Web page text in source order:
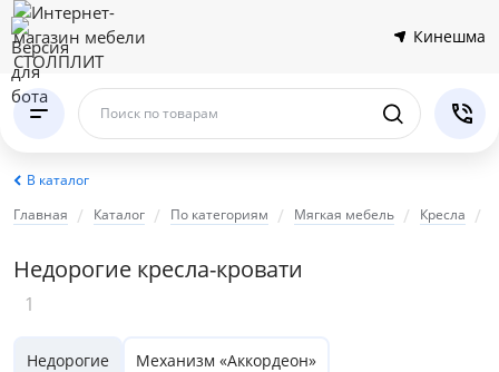
Кинешма
Поиск по товарам
В каталог
Главная
Каталог По категориям Мягкая мебель Кресла
Недорогие кресла-кровати
1
Недорогие Механизм «Аккордеон»